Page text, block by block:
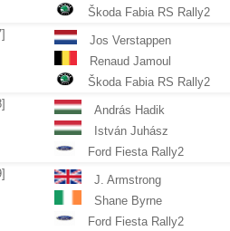
Škoda Fabia RS Rally2
Jos Verstappen
Renaud Jamoul
Škoda Fabia RS Rally2
András Hadik
István Juhász
Ford Fiesta Rally2
J. Armstrong
Shane Byrne
Ford Fiesta Rally2